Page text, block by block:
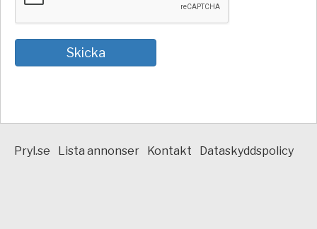
Pryl.se Lista annonser Kontakt Dataskyddspolicy